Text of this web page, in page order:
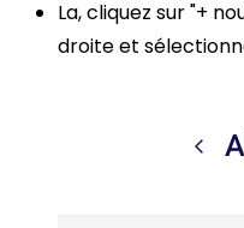
La, cliquez sur "+
droite et